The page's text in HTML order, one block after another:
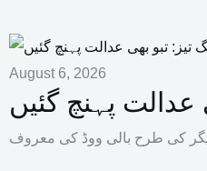
August 6, 2026
پہنچ گئیں